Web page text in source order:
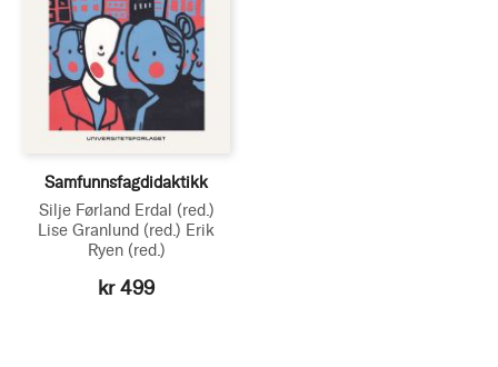
Samfunnsfagdidaktikk
Silje Førland Erdal (red.)
Lise Granlund (red.) Erik
Ryen (red.)
kr 499